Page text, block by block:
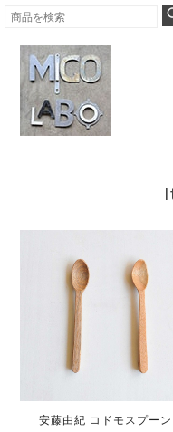
安藤由紀 コドモスプーン